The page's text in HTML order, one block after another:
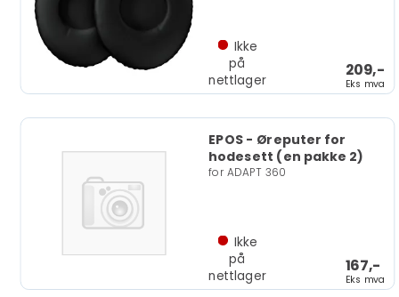
209,-
Eks mva
Ikke
på
nettlager
EPOS - Øreputer for
hodesett (en pakke 2)
for ADAPT 360
167,-
Eks mva
Ikke
på
nettlager